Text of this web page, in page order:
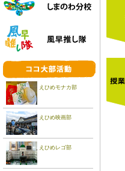
えひめモナカ部
えひめ映画部
えひめレゴ部